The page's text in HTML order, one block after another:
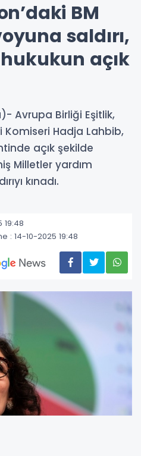
BM
saldırı,
açık
Avrupa Birliği Eşitlik,
Komiseri Hadja Lahbib,
açık şekilde
Milletler yardım
kınadı.
19:48
: 14-10-2025 19:48